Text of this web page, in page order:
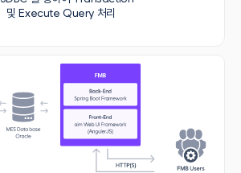
및 Execute Query 처리